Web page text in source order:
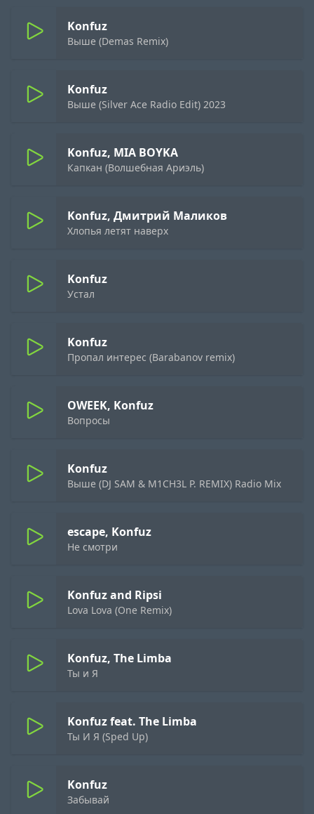
Konfuz
Выше (Demas Remix)
Konfuz
Выше (Silver Ace Radio Edit) 2023
Konfuz, MIA BOYKA
Капкан (Волшебная Ариэль)
Konfuz, Дмитрий Маликов
Хлопья летят наверх
Konfuz
Устал
Konfuz
Пропал интерес (Barabanov remix)
OWEEK, Konfuz
Вопросы
Konfuz
Выше (DJ SAM & M1CH3L P. REMIX) Radio Mix
escape, Konfuz
Не смотри
Konfuz and Ripsi
Lova Lova (One Remix)
Konfuz, The Limba
Ты и Я
Konfuz feat. The Limba
Ты И Я (Sped Up)
Konfuz
Забывай